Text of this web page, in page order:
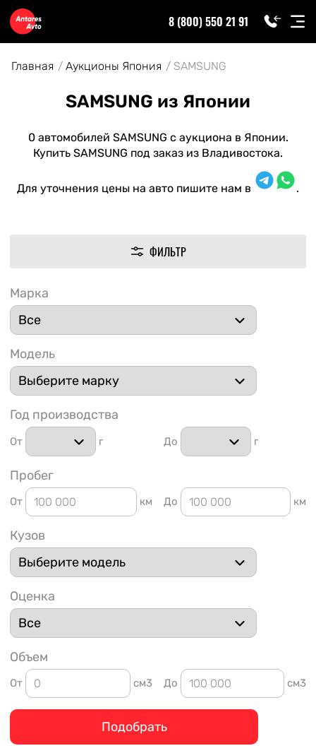
91
8 (800) 550 21 91
Главная Аукционы Япония SAMSUNG
SAMSUNG из Японии
0 автомобилей SAMSUNG с аукциона в Японии.
Купить SAMSUNG под заказ из Владивостока.
Для уточнения цены на авто пишите нам в .
ФИЛЬТР
Марка
Модель
Год производства
От г До г
Пробег
От км До км
Кузов
Оценка
Объем
От см3 До см3
Подобрать